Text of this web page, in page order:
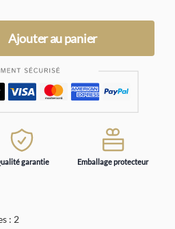
Ajouter au panier
garantie Emballage protecteur
: 2